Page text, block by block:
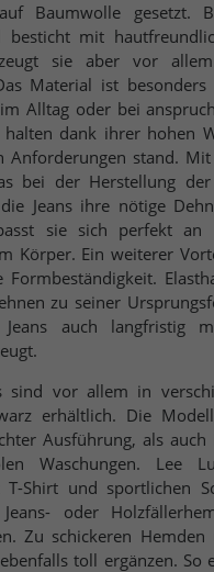
Baumwolle gesetzt.
besticht mit
sie aber vor
Material ist besonders
Alltag oder bei
halten dank ihrer hohen
Anforderungen stand.
bei der Herstellung
Jeans ihre nötige
sie sich perfekt an
Körper. Ein weiterer
Formbeständigkeit.
zu seiner
auch langfristig
sind vor allem in
erhältlich. Die
Ausführung, als
Waschungen. Lee
Shirt und sportlichen
oder
Zu schickeren Hemden
toll ergänzen. So